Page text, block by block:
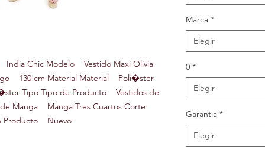
Chic Modelo Vestido Maxi Olivia
130 cm Material Material Poli�ster
Tipo Tipo de Producto Vestidos de
Manga Manga Tres Cuartos Corte
Producto Nuevo
Marca *
Elegir
0 *
Elegir
Garantia *
Elegir